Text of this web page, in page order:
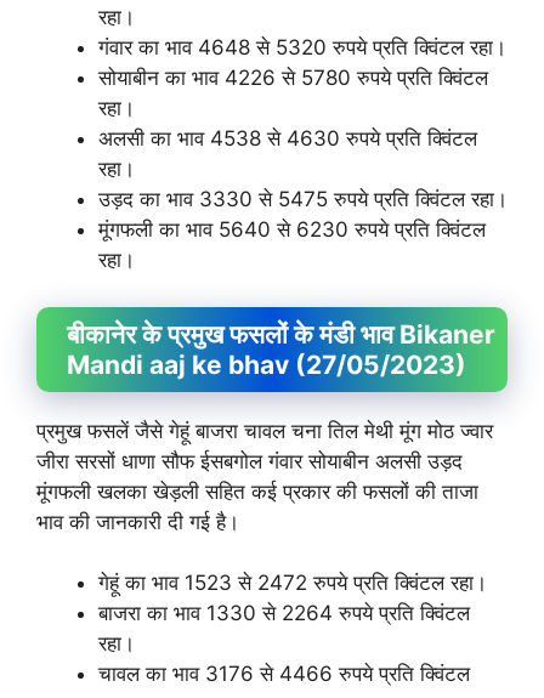
रहा।
गंवार का भाव 4648 से 5320 रुपये प्रति क्विंटल रहा।
सोयाबीन का भाव 4226 से 5780 रुपये प्रति क्विंटल
रहा।
अलसी का भाव 4538 से 4630 रुपये प्रति क्विंटल
रहा।
उड़द का भाव 3330 से 5475 रुपये प्रति क्विंटल रहा।
मूंगफली का भाव 5640 से 6230 रुपये प्रति क्विंटल
रहा।
बीकानेर के प्रमुख फसलों के मंडी भाव Bikaner
Mandi aaj ke bhav (27/05/2023)
प्रमुख फसलें जैसे गेहूं बाजरा चावल चना तिल मेथी मूंग मोठ ज्वार
जीरा सरसों धाणा सौफ ईसबगोल गंवार सोयाबीन अलसी उड़द
मूंगफली खलका खेड़ली सहित कई प्रकार की फसलों की ताजा
भाव की जानकारी दी गई है।
गेहूं का भाव 1523 से 2472 रुपये प्रति क्विंटल रहा।
बाजरा का भाव 1330 से 2264 रुपये प्रति क्विंटल
रहा।
चावल का भाव 3176 से 4466 रुपये प्रति क्विंटल